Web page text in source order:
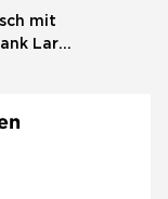
mit
Lara